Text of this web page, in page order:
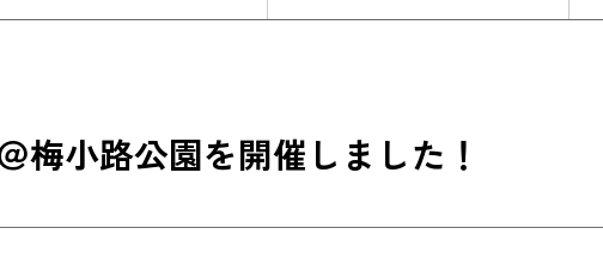
梅小路公園を開催しました！